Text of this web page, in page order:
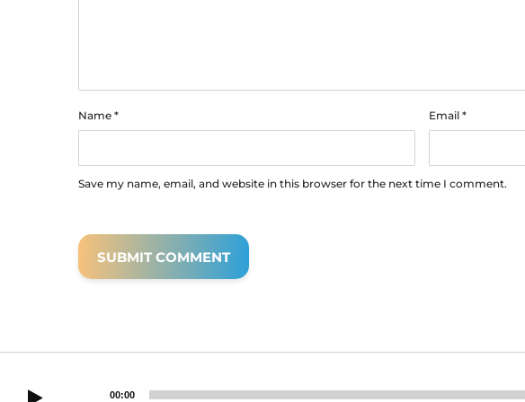
00:00
Name * Email *
Save my name, email, and website in this browser for the next time I comment.